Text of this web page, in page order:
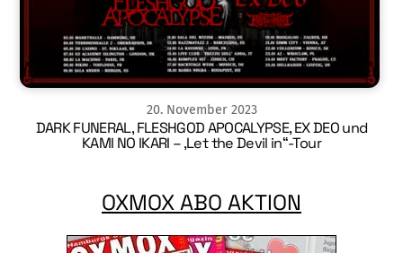
20. November 2023
DARK FUNERAL, FLESHGOD APOCALYPSE, EX DEO und
KAMI NO IKARI – ‚Let the Devil in“-Tour
OXMOX ABO AKTION